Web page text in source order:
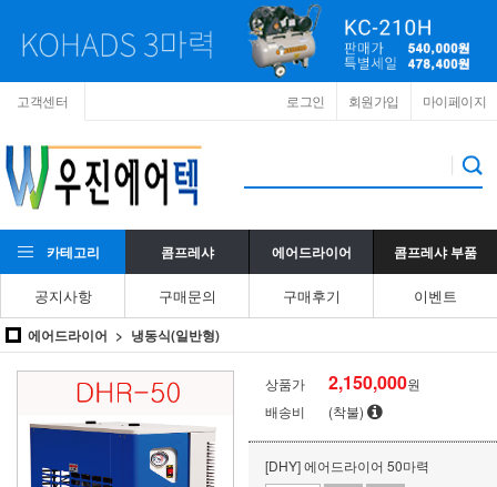
고객센터 마이페이지
회원가입
로그인
카테고리 콤프레샤 에어드라이어 콤프레샤 부품
공지사항 구매문의 구매후기 이벤트
에어드라이어 냉동식(일반형)
상품가 2,150,000원
배송비
(착불)
[DHY] 에어드라이어 50마력